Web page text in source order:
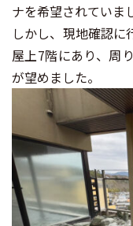
ナを希望されていま
しかし、現地確認に
屋上7階にあり、周
が望めました。